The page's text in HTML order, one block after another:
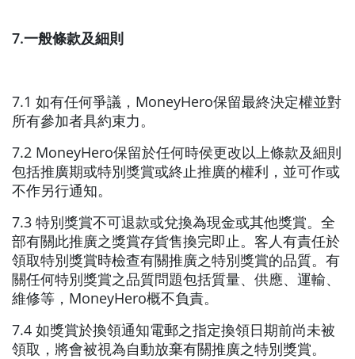
7.一般條款及細則
7.1 如有任何爭議，MoneyHero保留最終決定權並對
所有參加者具約束力。
7.2 MoneyHero保留於任何時侯更改以上條款及細則
包括推廣期或特別獎賞或終止推廣的權利，並可作或
不作另行通知。
7.3 特別獎賞不可退款或兌換為現金或其他獎賞。全
部有關此推廣之獎賞存貨售換完即止。客人有責任於
領取特別獎賞時檢查有關推廣之特別獎賞的品質。有
關任何特別獎賞之品質問題包括質量、供應、運輸、
維修等，MoneyHero概不負責。
7.4 如獎賞於換領通知電郵之指定換領日期前尚未被
領取，將會被視為自動放棄有關推廣之特別獎賞。